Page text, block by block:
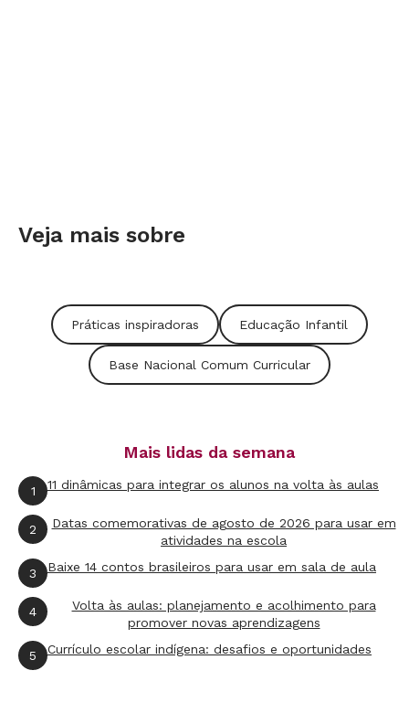
inferior direito da tela, como mostra a imagem
abaixo.
Sobre a Série BNCC na Prática
Nesta série em vídeo BNCC na Prática,
produzida por NOVA ESCOLA com a Fundação
Lemann, você vai acompanhar do começo ao
fim atividades e práticas feitas por professores
Veja mais sobre
Práticas inspiradoras Educação Infantil
Base Nacional Comum Curricular
Mais lidas da semana
1 11 dinâmicas para integrar os alunos na volta às aulas
2
Datas comemorativas de agosto de 2026 para usar em
atividades na escola
3 Baixe 14 contos brasileiros para usar em sala de aula
4
Volta às aulas: planejamento e acolhimento para
promover novas aprendizagens
5 Currículo escolar indígena: desafios e oportunidades